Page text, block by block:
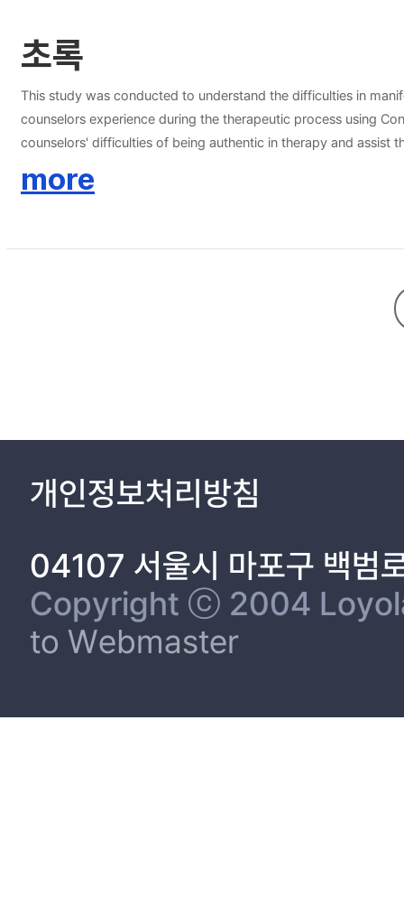
서 ‘진정성 발현 어려움에서의 대처를 위한 지도’, ‘지도과정에서 진정성을 촉진하는 조건’이라는 하위 영역이 도출되었다. 연구 1, 2의 결과
에 관한 함의들을 논의와 종합 논의에 기술하였으며 본 연구의 의의와 한
초록
This study was conducted to understand the difficulties in manifestation of authenticity, the casual factors of the difficulties, and coping with difficulties in manifestation of authenticity which novice
counselors experience during the therapeutic process using
counselors' difficulties of being authentic in therapy and
characteristic of authenticity recognized by the novice
authenticity recognized by the supervisor', 'supervisor as
'client factors' were emerged from 'causal factors of
more
개인정보처리방침
04107 서울시 마포구 백범
Copyright ⓒ 2004
to Webmaster